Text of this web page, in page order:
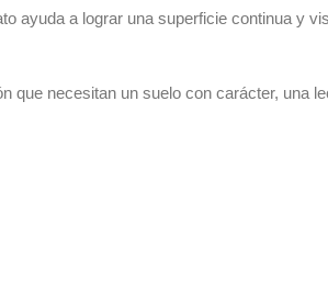
ayuda a lograr una superficie continua y
necesitan un suelo con carácter, una